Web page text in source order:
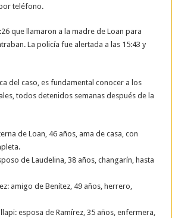
teléfono.
que llamaron a la madre de Loan para
La policía fue alertada a las 15:43 y
del caso, es fundamental conocer a los
todos detenidos semanas después de la
de Loan, 46 años, ama de casa, con
de Laudelina, 38 años, changarín, hasta
amigo de Benítez, 49 años, herrero,
esposa de Ramírez, 35 años, enfermera,